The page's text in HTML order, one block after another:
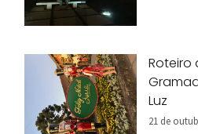
Roteiro
Luz
21 de